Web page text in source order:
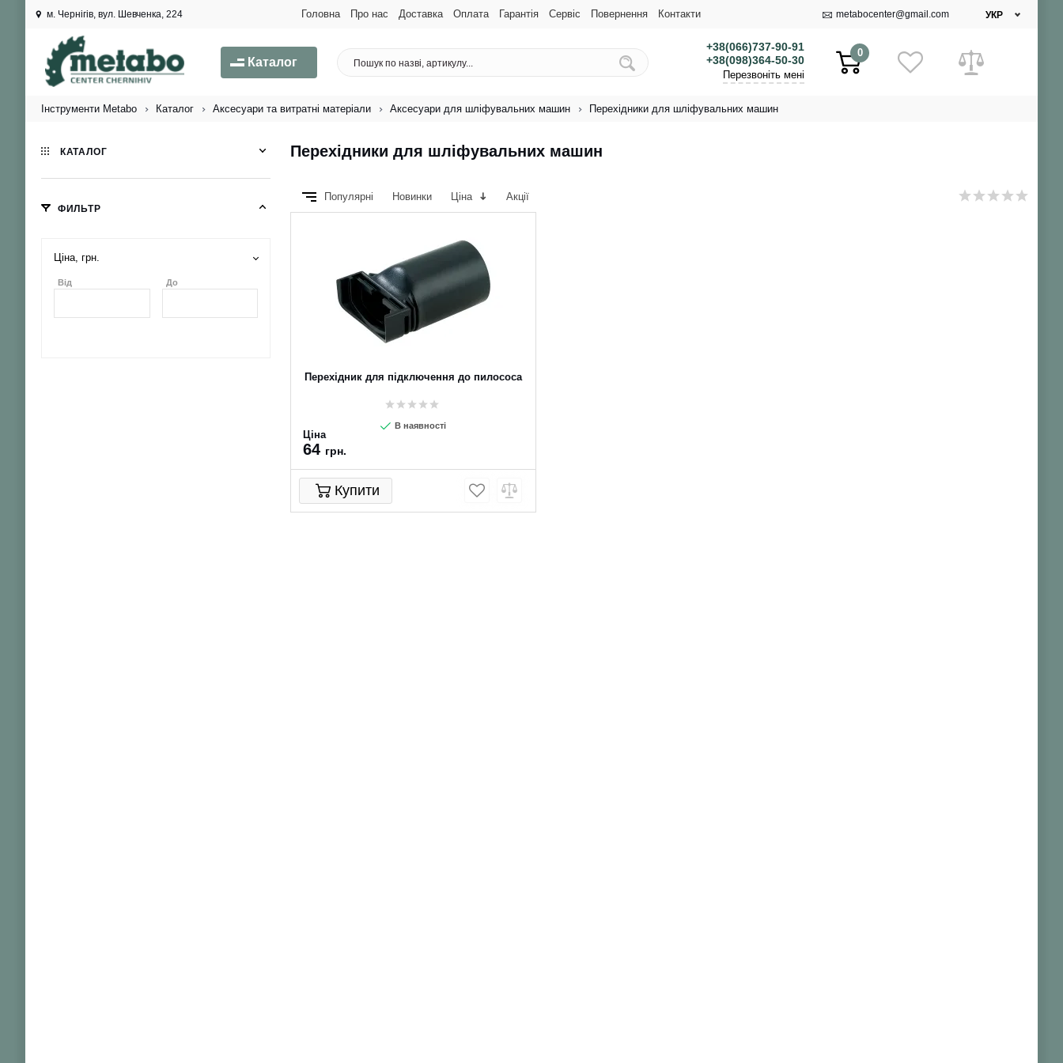
м. Чернігів, вул. Шевченка, 224 Головна Про нас Доставка Оплата Гарантія Сервіс Повернення Контакти metabocenter@gmail.com УКР
Каталог
+38(066)737-90-91
+38(098)364-50-30
Перезвоніть мені
0
Інструменти Metabo Каталог Аксесуари та витратні матеріали Аксесуари для шліфувальних машин Перехідники для шліфувальних машин
Перехідники для шліфувальних машин
Популярні Новинки Ціна Акції
Перехідник для підключення до пилососа
В наявності
Ціна
64 грн.
Купити
КАТАЛОГ
ФИЛЬТР
Ціна, грн.
Від До